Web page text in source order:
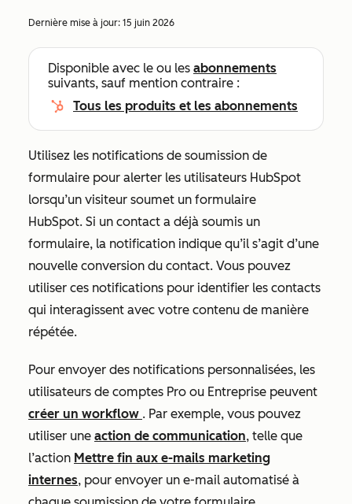
Dernière mise à jour: 15 juin 2026
Disponible avec le ou les abonnements
suivants, sauf mention contraire :
Tous les produits et les abonnements
Utilisez les notifications de soumission de
formulaire pour alerter les utilisateurs HubSpot
lorsqu’un visiteur soumet un formulaire
HubSpot. Si un contact a déjà soumis un
formulaire, la notification indique qu’il s’agit d’une
nouvelle conversion du contact. Vous pouvez
utiliser ces notifications pour identifier les contacts
qui interagissent avec votre contenu de manière
répétée.
Pour envoyer des notifications personnalisées, les
utilisateurs de comptes Pro ou Entreprise peuvent
créer un workflow . Par exemple, vous pouvez
utiliser une action de communication, telle que
l’action Mettre fin aux e-mails marketing
internes, pour envoyer un e-mail automatisé à